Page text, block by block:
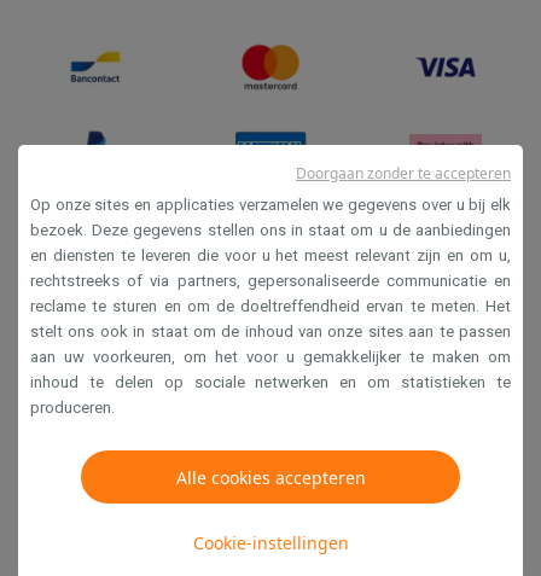
Verkoopsvoorwaarden
Privacy
Disclaimer
Cookies
Krëfel NV - Steenstraat 44 - Industriezone 4 "T Sas",
1851 Humbeek, België
BTW BE 0400.673.544
Op onze sites en applicaties verzamelen we gegevens over u bij elk
bezoek. Deze gegevens stellen ons in staat om u de aanbiedingen
en diensten te leveren die voor u het meest relevant zijn en om u,
rechtstreeks of via partners, gepersonaliseerde communicatie en
reclame te sturen en om de doeltreffendheid ervan te meten. Het
stelt ons ook in staat om de inhoud van onze sites aan te passen
aan uw voorkeuren, om het voor u gemakkelijker te maken om
inhoud te delen op sociale netwerken en om statistieken te
produceren.
Alle cookies accepteren
Cookie-instellingen
Doorgaan zonder te accepteren